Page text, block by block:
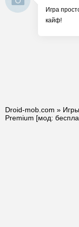
Игра
кайф!
Droid-mob.com » Игры
Premium [мод: